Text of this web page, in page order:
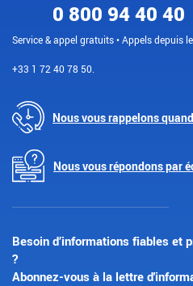
0 800 94 40 40
Service & appel gratuits • Appels depuis
+33 1 72 40 78 50.
Nous vous rappelons
Nous vous répondons par
Besoin d’informations fiables et
?
Abonnez-vous à la lettre